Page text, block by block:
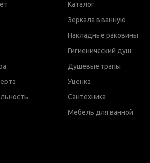
Каталог
Зеркала в ванную
Накладные раковины
Гигиенический душ
Душевые трапы
Уценка
Сантехника
Мебель для ванной